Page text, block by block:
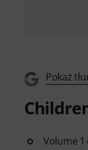
Pokaż
Volume 1